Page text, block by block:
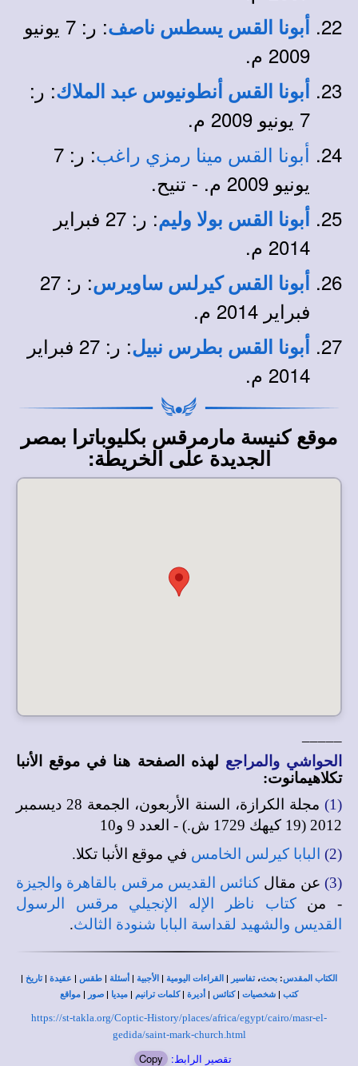
أبونا القس يسطس ناصف
: ر: 7 يونيو
2009 م.
أبونا القس أنطونيوس عبد الملاك: ر:
7 يونيو 2009 م.
أبونا القس مينا رمزي راغب: ر: 7
يونيو 2009 م. - تنيح.
أبونا القس بولا وليم
: ر: 27 فبراير
2014 م.
أبونا القس كيرلس ساويرس
: ر: 27
فبراير 2014 م.
أبونا القس بطرس نبيل
: ر: 27 فبراير
2014 م.
موقع كنيسة مارمرقس بكليوباترا بمصر
الجديدة على الخريطة:
الحواشي والمراجع لهذه الصفحة هنا في موقع الأنبا
تكلاهيمانوت:
(1)
مجلة الكرازة، السنة الأربعون، الجمعة 28 ديسمبر
2012 (19 كيهك 1729 ش.) - العدد 9 و10
(2)
البابا كيرلس الخامس في موقع الأنبا تكلا.
(3)
عن مقال كنائس القديس مرقس بالقاهرة والجيزة
- منكتاب ناظر الإله الإنجيلي مرقس الرسول
القديس والشهيد لقداسة البابا شنودة الثالث.
الكتاب المقدس: بحث،تفاسير | القراءات اليومية | الأجبية | أسئلة | طقس | عقيدة |تاريخ |
كتب | شخصيات |كنائس | أديرة |كلمات ترانيم | ميديا | صور | مواقع
https://st-takla.org/Coptic-History/places/africa/egypt/cairo/masr-el-
gedida/saint-mark-church.html
تقصير الرابط: Copy